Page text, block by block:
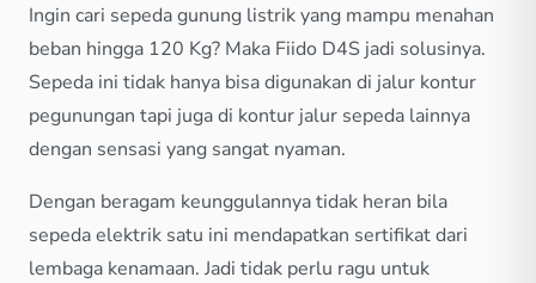
Ingin cari sepeda gunung listrik yang mampu menahan
beban hingga 120 Kg? Maka Fiido D4S jadi solusinya.
Sepeda ini tidak hanya bisa digunakan di jalur kontur
pegunungan tapi juga di kontur jalur sepeda lainnya
dengan sensasi yang sangat nyaman.
Dengan beragam keunggulannya tidak heran bila
sepeda elektrik satu ini mendapatkan sertifikat dari
lembaga kenamaan. Jadi tidak perlu ragu untuk